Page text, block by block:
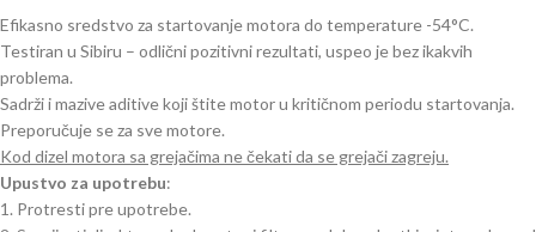
Efikasno sredstvo za startovanje motora do temperature -54°C.
Testiran u Sibiru – odlični pozitivni rezultati, uspeo je bez ikakvih
problema.
Sadrži i mazive aditive koji štite motor u kritičnom periodu startovanja.
Preporučuje se za sve motore.
Kod dizel motora sa grejačima ne čekati da se grejači zagreju.
Upustvo za upotrebu:
1. Protresti pre upotrebe.